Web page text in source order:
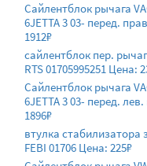
Сайлентблок рычага
6JETTA 3 03- перед.
1912₽
сайлентблок пер.
RTS 01705995251 Цена:
Сайлентблок рычага
6JETTA 3 03- перед.
1896₽
втулка стабилизатора
FEBI 01706 Цена: 225₽